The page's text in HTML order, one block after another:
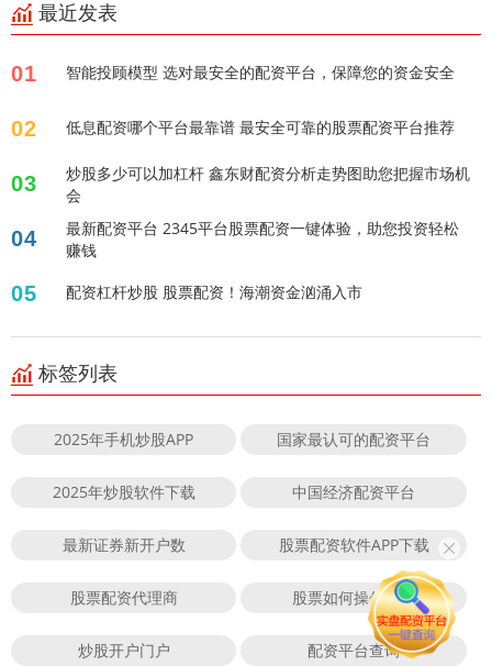
最近发表
01 智能投顾模型 选对最安全的配资平台，保障您的资金安全
02 低息配资哪个平台最靠谱 最安全可靠的股票配资平台推荐
03
炒股多少可以加杠杆 鑫东财配资分析走势图助您把握市场机
会
04
最新配资平台 2345平台股票配资一键体验，助您投资轻松
赚钱
05 配资杠杆炒股 股票配资！海潮资金汹涌入市
标签列表
2025年手机炒股APP 国家最认可的配资平台
2025年炒股软件下载 中国经济配资平台
最新证券新开户数 股票配资软件APP下载
股票配资代理商 股票如何操作杠杆
炒股开户门户 配资平台查询